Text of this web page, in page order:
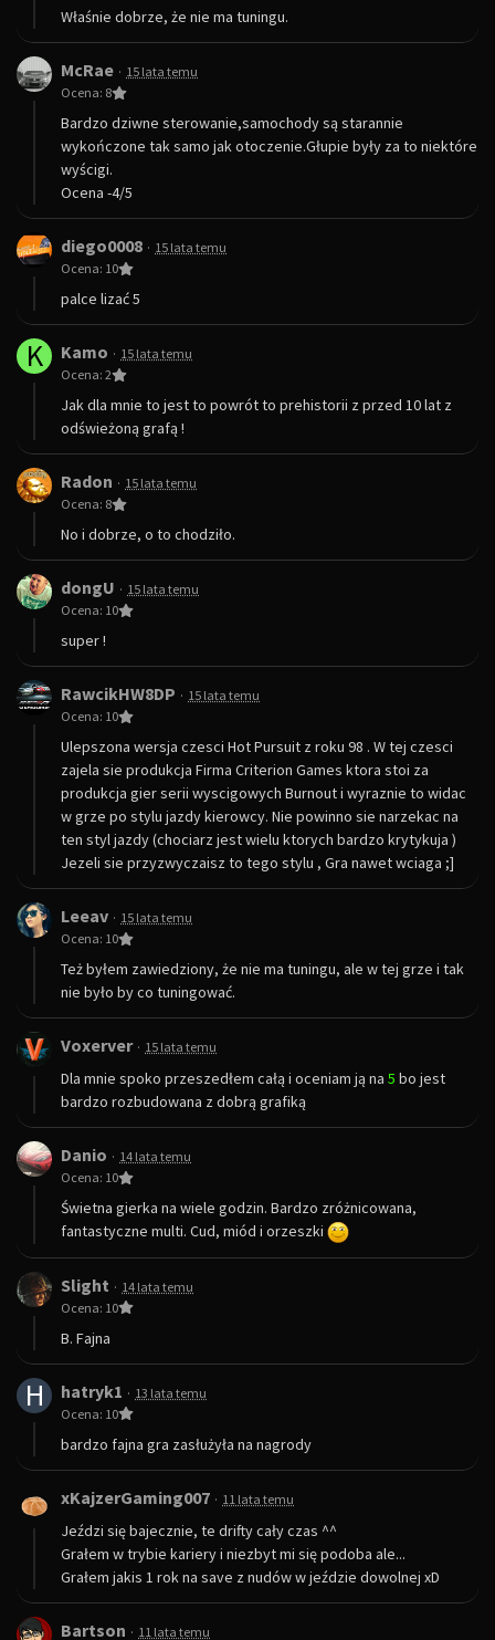
Właśnie dobrze, że nie ma tuningu.
McRae · 15 lata temu
Ocena: 8
Bardzo dziwne sterowanie,samochody są starannie
wykończone tak samo jak otoczenie.Głupie były za to niektóre
wyścigi.
Ocena -4/5
diego0008 · 15 lata temu
Ocena: 10
palce lizać 5
K Kamo · 15 lata temu
Ocena: 2
Jak dla mnie to jest to powrót to prehistorii z przed 10 lat z
odświeżoną grafą !
Radon · 15 lata temu
Ocena: 8
No i dobrze, o to chodziło.
dongU · 15 lata temu
Ocena: 10
super !
RawcikHW8DP · 15 lata temu
Ocena: 10
Ulepszona wersja czesci Hot Pursuit z roku 98 . W tej czesci
zajela sie produkcja Firma Criterion Games ktora stoi za
produkcja gier serii wyscigowych Burnout i wyraznie to widac
w grze po stylu jazdy kierowcy. Nie powinno sie narzekac na
ten styl jazdy (chociarz jest wielu ktorych bardzo krytykuja )
Jezeli sie przyzwyczaisz to tego stylu , Gra nawet wciaga ;]
Leeav · 15 lata temu
Ocena: 10
Też byłem zawiedziony, że nie ma tuningu, ale w tej grze i tak
nie było by co tuningować.
Voxerver· 15 lata temu
Dla mnie spoko przeszedłem całą i oceniam ją na 5 bo jest
bardzo rozbudowana z dobrą grafiką
Danio · 14 lata temu
Ocena: 10
Świetna gierka na wiele godzin. Bardzo zróżnicowana,
fantastyczne multi. Cud, miód i orzeszki
Slight · 14 lata temu
Ocena: 10
B. Fajna
H hatryk1 · 13 lata temu
Ocena: 10
bardzo fajna gra zasłużyła na nagrody
xKajzerGaming007 · 11 lata temu
Jeździ się bajecznie, te drifty cały czas ^^
Grałem w trybie kariery i niezbyt mi się podoba ale...
Grałem jakis 1 rok na save z nudów w jeździe dowolnej xD
Bartson · 11 lata temu